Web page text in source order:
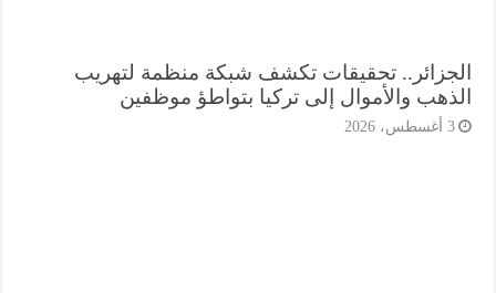
تحقيقات تكشف شبكة منظمة لتهريب
والأموال إلى تركيا بتواطؤ موظفين